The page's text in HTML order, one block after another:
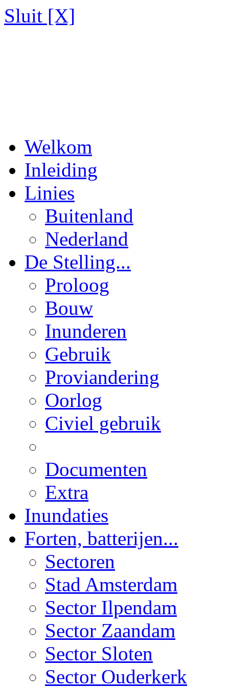
Sluit [X]
Welkom
Inleiding
Linies
Buitenland
Nederland
De Stelling...
Proloog
Bouw
Inunderen
Gebruik
Proviandering
Oorlog
Civiel gebruik
Documenten
Extra
Inundaties
Forten, batterijen...
Sectoren
Stad Amsterdam
Sector Ilpendam
Sector Zaandam
Sector Sloten
Sector Ouderkerk